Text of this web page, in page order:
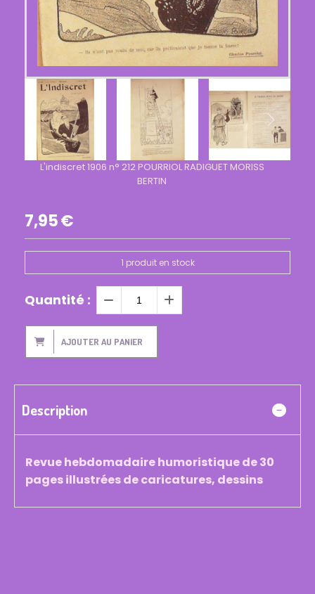
L'indiscret 1906 n° 212 POURRIOL RADIGUET MORISS
BERTIN
7,95€
1 produit en stock
Quantité :
AJOUTER AU PANIER
Description
Revue hebdomadaire humoristique de 30
pages illustrées de caricatures, dessins